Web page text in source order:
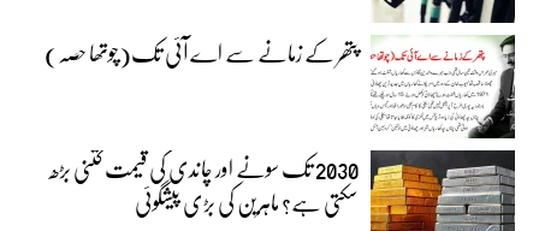
پتھر کے زمانے سے اے آئی تک(چوتھا حصہ)
2030 تک سونے اور چاندی کی قیمت کتنی بڑھ
سکتی ہے؟ ماہرین کی بڑی پیشگوئی